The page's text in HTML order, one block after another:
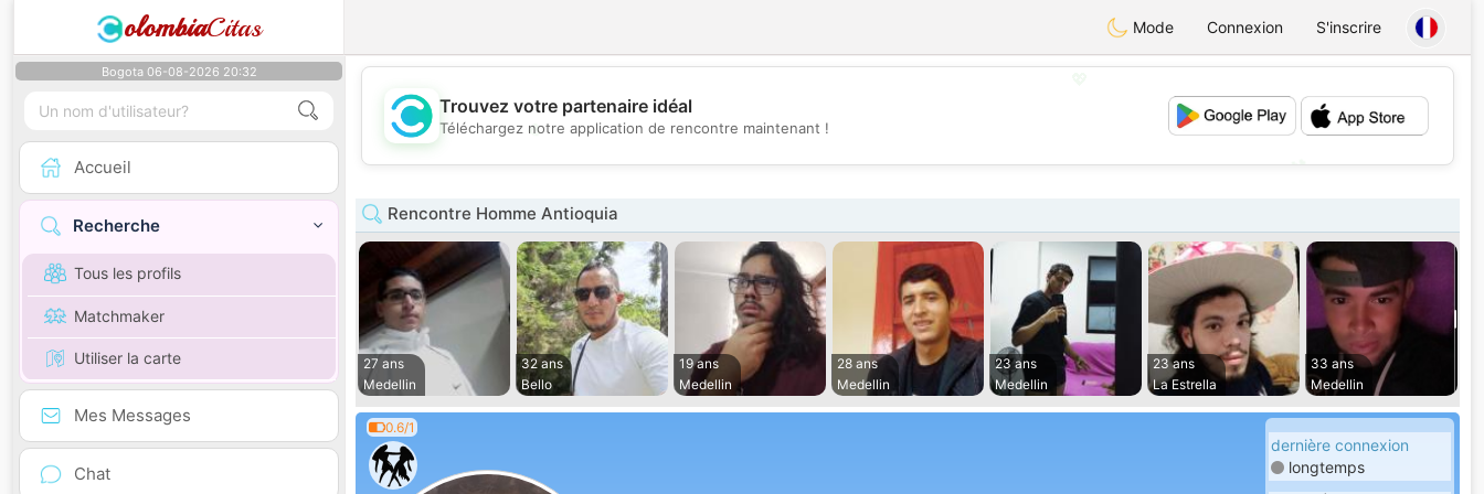
olombiaCitas Mode Connexion S'inscrire
Bogota 06-08-2026 20:32
Accueil
Recherche
Tous les profils
Matchmaker
Utiliser la carte
Mes Messages
Chat
💖
💕
Trouvez votre partenaire idéal
Téléchargez notre application de rencontre maintenant !
Rencontre Homme Antioquia
27 ans
Medellin
32 ans
Bello
19 ans
Medellin
28 ans
Medellin
23 ans
Medellin
23 ans
La Estrella
33 ans
Medellin
0.6/1
dernière connexion
longtemps